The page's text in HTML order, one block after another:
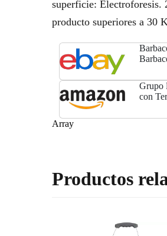
superficie:
producto superiores a 30
Grupo
con
Tray
Array
Productos